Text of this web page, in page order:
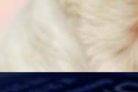
istotę przedsiębiorstwa,
Wykonamy dla Państwa
lub poprzez e-